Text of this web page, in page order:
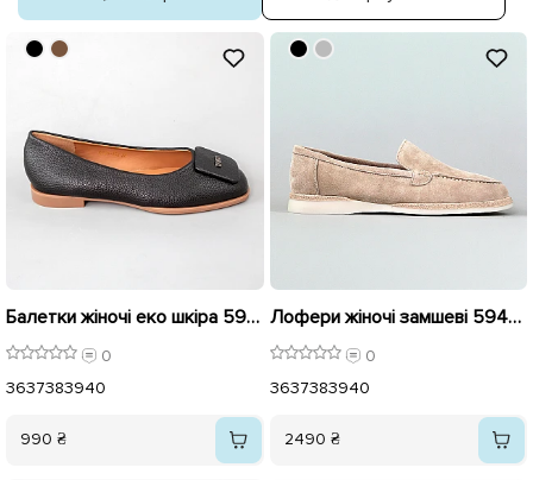
Балетки жіночі еко шкіра 595928 Чорні
0
3637383940
990 ₴
Лофери жіночі замшеві 594325 Бежеві
0
3637383940
2490 ₴